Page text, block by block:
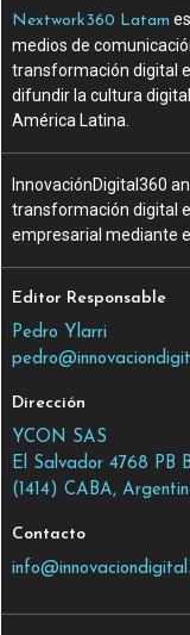
Nextwork360 Latam
medios de
transformación digital
difundir la cultura
América Latina.
InnovaciónDigital360
transformación digital
empresarial mediante
Editor Responsable
Pedro Ylarri
Dirección
YCON SAS
El Salvador 4768 PB B
(1414) CABA,
Contacto